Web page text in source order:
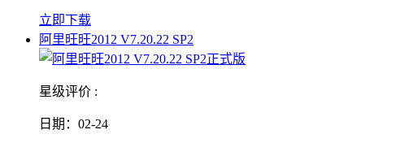
立即下载
阿里旺旺2012 V7.20.22 SP2
星级评价 :
日期：02-24